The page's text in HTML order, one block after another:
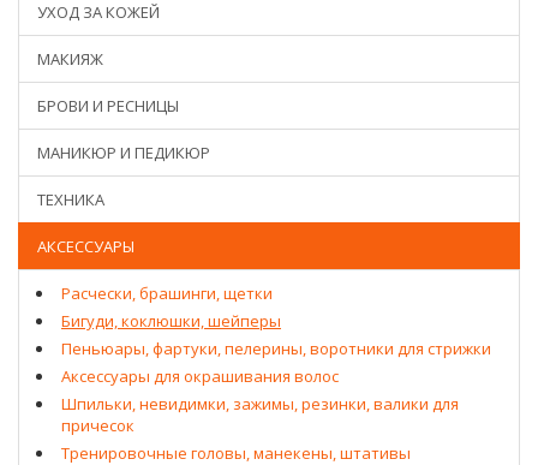
УХОД ЗА КОЖЕЙ
МАКИЯЖ
БРОВИ И РЕСНИЦЫ
МАНИКЮР И ПЕДИКЮР
ТЕХНИКА
АКСЕССУАРЫ
Расчески, брашинги, щетки
Бигуди, коклюшки, шейперы
Пеньюары, фартуки, пелерины, воротники для стрижки
Аксессуары для окрашивания волос
Шпильки, невидимки, зажимы, резинки, валики для
причесок
Тренировочные головы, манекены, штативы